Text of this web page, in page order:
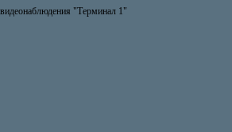
"Терминал 1"